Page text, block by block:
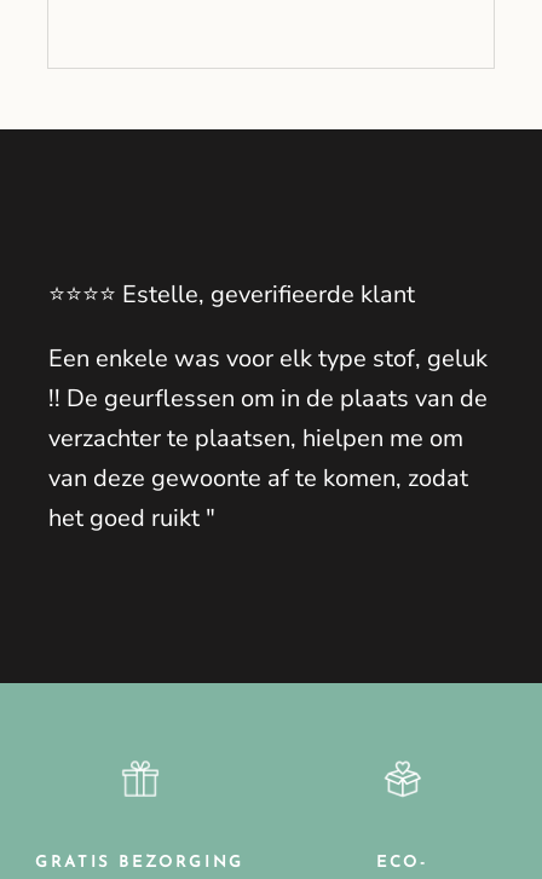
⭐️⭐️⭐️⭐️ Estelle, geverifieerde klant
Een enkele was voor elk type stof, geluk
!! De geurflessen om in de plaats van de
verzachter te plaatsen, hielpen me om
van deze gewoonte af te komen, zodat
het goed ruikt "
GRATIS BEZORGING
ECO-